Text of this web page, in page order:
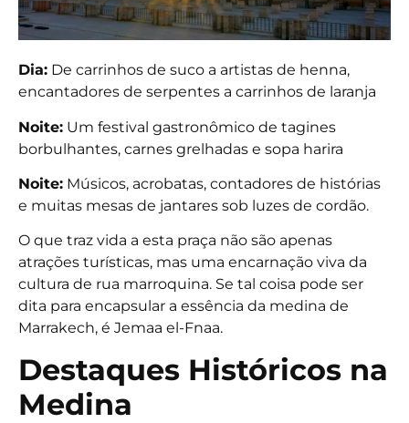
Dia: De carrinhos de suco a artistas de henna,
encantadores de serpentes a carrinhos de laranja
Noite: Um festival gastronômico de tagines
borbulhantes, carnes grelhadas e sopa harira
Noite: Músicos, acrobatas, contadores de histórias
e muitas mesas de jantares sob luzes de cordão.
O que traz vida a esta praça não são apenas
atrações turísticas, mas uma encarnação viva da
cultura de rua marroquina. Se tal coisa pode ser
dita para encapsular a essência da medina de
Marrakech, é Jemaa el-Fnaa.
Destaques Históricos na
Medina